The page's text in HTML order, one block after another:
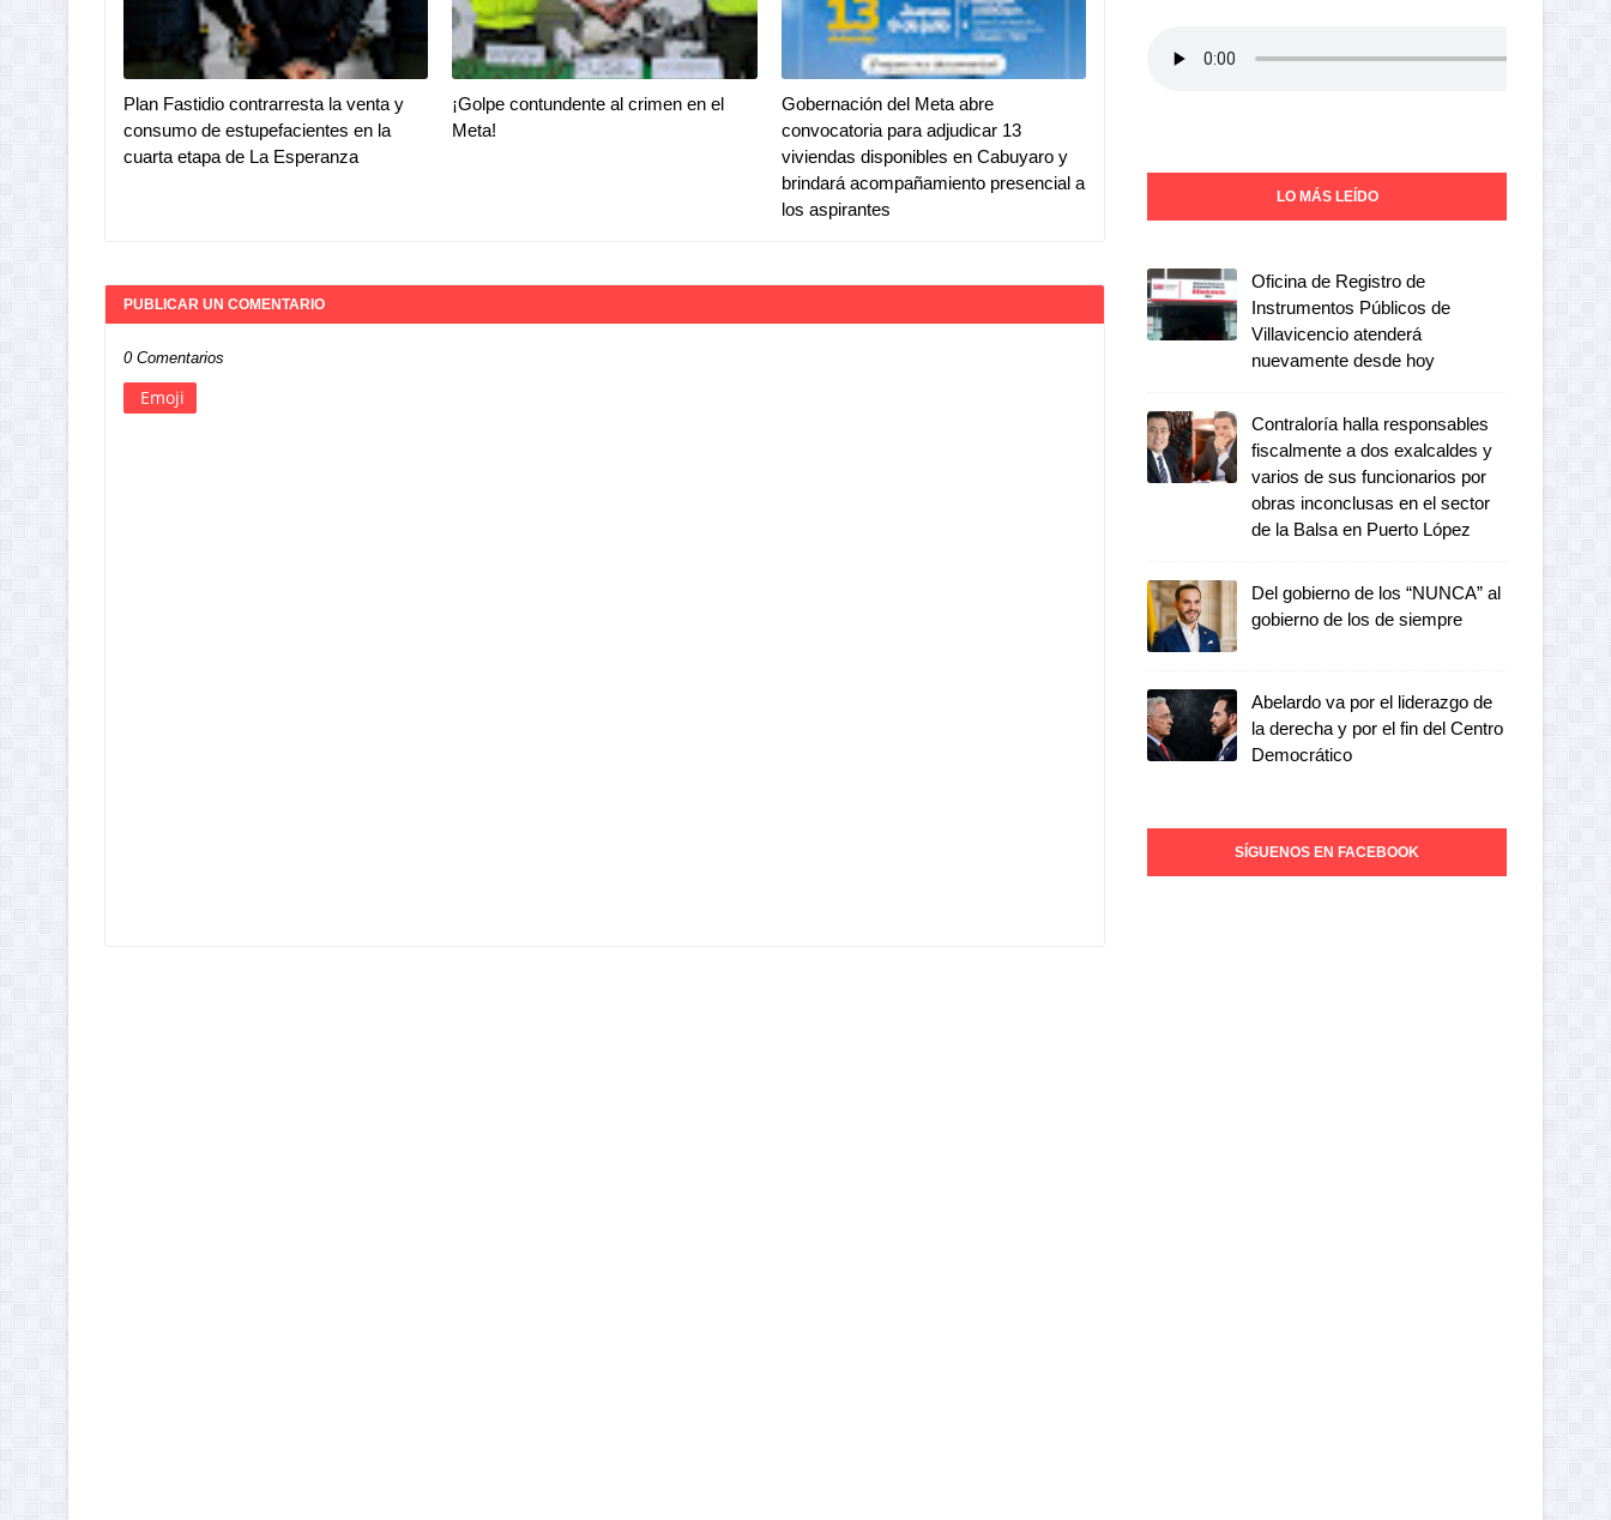
Plan Fastidio contrarresta la venta y
consumo de estupefacientes en la
cuarta etapa de La Esperanza
¡Golpe contundente al crimen en el
Meta!
Gobernación del Meta abre
convocatoria para adjudicar 13
viviendas disponibles en Cabuyaro y
brindará acompañamiento presencial a
los aspirantes
PUBLICAR UN COMENTARIO
0 Comentarios
Emoji
LO MÁS LEÍDO
Oficina de Registro de
Instrumentos Públicos de
Villavicencio atenderá
nuevamente desde hoy
Contraloría halla responsables
fiscalmente a dos exalcaldes y
varios de sus funcionarios por
obras inconclusas en el sector
de la Balsa en Puerto López
Del gobierno de los “NUNCA” al
gobierno de los de siempre
Abelardo va por el liderazgo de
la derecha y por el fin del Centro
Democrático
SÍGUENOS EN FACEBOOK